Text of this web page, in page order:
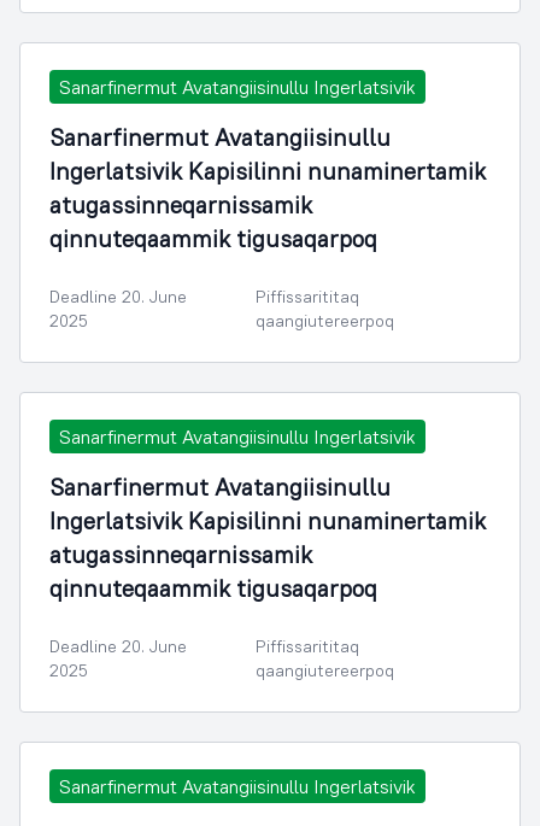
Sanarfinermut Avatangiisinullu Ingerlatsivik
Sanarfinermut Avatangiisinullu
Ingerlatsivik Kapisilinni nunaminertamik
atugassinneqarnissamik
qinnuteqaammik tigusaqarpoq
Deadline 20. June
2025
Piffissarititaq
qaangiutereerpoq
Sanarfinermut Avatangiisinullu Ingerlatsivik
Sanarfinermut Avatangiisinullu
Ingerlatsivik Kapisilinni nunaminertamik
atugassinneqarnissamik
qinnuteqaammik tigusaqarpoq
Deadline 20. June
2025
Piffissarititaq
qaangiutereerpoq
Sanarfinermut Avatangiisinullu Ingerlatsivik